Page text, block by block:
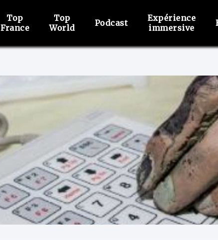
Top
France
Top
World
Podcast
Expérience
immersive